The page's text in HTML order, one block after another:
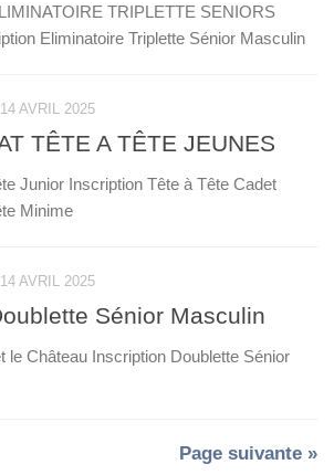
TRIPLETTE SENIORS
Eliminatoire Triplette Sénior Masculin
14 AVRIL 2025
TÊTE A TÊTE JEUNES
Junior Inscription Tête à Tête Cadet
Minime
14 AVRIL 2025
Sénior Masculin
le Château Inscription Doublette Sénior
Page suivante »